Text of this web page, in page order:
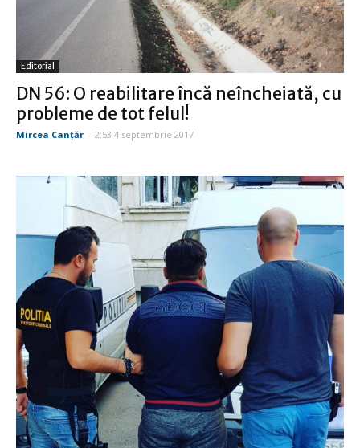
Editorial
DN 56: O reabilitare încă neîncheiată, cu
probleme de tot felul!
Mircea Canţăr - 2:53 4 septembrie 2017